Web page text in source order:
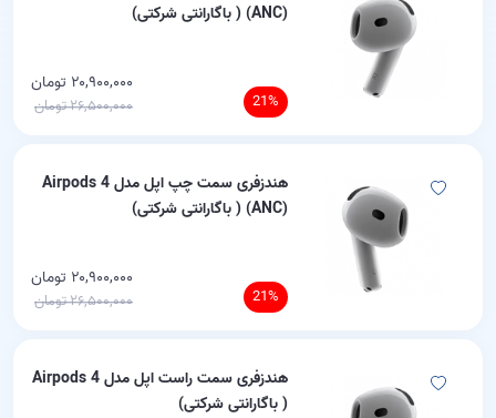
مرتب سازی :
(ANC) ( باگارانتی شرکتی)
۲۰,۹۰۰,۰۰۰ تومان
۲۶,۵۰۰,۰۰۰ تومان 21%
هندزفری سمت چپ اپل مدل Airpods 4
(ANC) ( باگارانتی شرکتی)
۲۰,۹۰۰,۰۰۰ تومان
۲۶,۵۰۰,۰۰۰ تومان 21%
هندزفری سمت راست اپل مدل Airpods 4
( باگارانتی شرکتی)